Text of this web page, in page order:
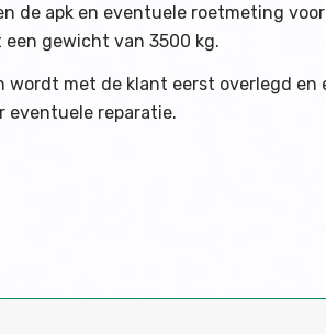
de apk en eventuele roetmeting voor
een gewicht van 3500 kg.
wordt met de klant eerst overlegd en
eventuele reparatie.